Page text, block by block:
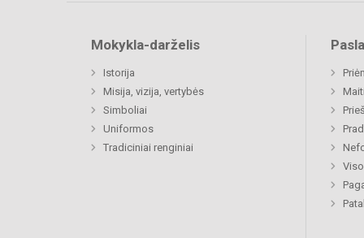
Mokykla-darželis
Istorija
Misija, vizija, vertybės
Simboliai
Uniformos
Tradiciniai renginiai